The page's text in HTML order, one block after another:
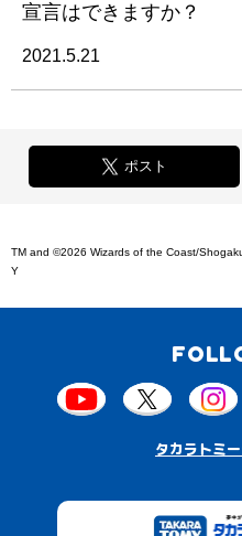
宣言はできますか？
2021.5.21
ポスト
TM and ©2026 Wizards of the Coast/
Y
タカラトミ